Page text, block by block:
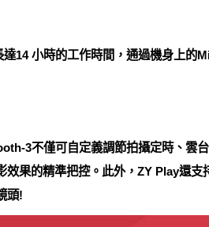
14 小時的工作時間，通過機身上的
3不僅可自定義調節拍攝定時、雲
效果的精準把控。此外，ZY Play還
頭!